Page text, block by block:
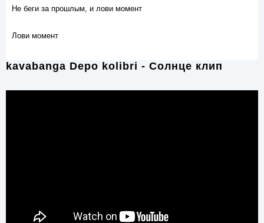
Не беги за прошлым, и лови момент
Лови момент
kavabanga Depo kolibri - Солнце клип